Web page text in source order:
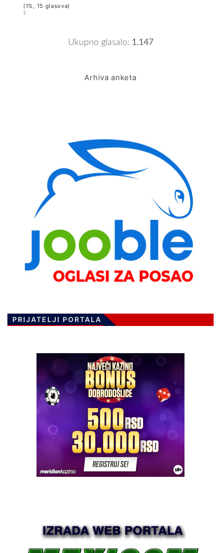
(1%, 15 glasova)
Ukupno glasalo: 1.147
Arhiva anketa
PRIJATELJI PORTALA